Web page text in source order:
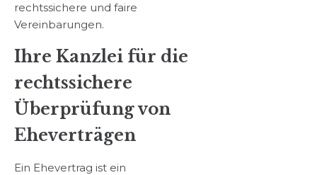
rechtssichere und faire
Vereinbarungen.
Ihre Kanzlei für die
rechtssichere
Überprüfung von
Eheverträgen
Ein Ehevertrag ist ein